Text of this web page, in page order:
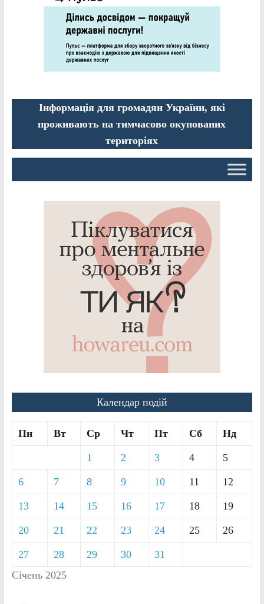
Інформація для громадян України, які
проживають на тимчасово окупованих
територіях
Календар подій
Січень 2025
Пн Вт Ср Чт Пт Сб Нд
1 2 3 4 5
6 7 8 9 10 11 12
13 14 15 16 17 18 19
20 21 22 23 24 25 26
27 28 29 30 31